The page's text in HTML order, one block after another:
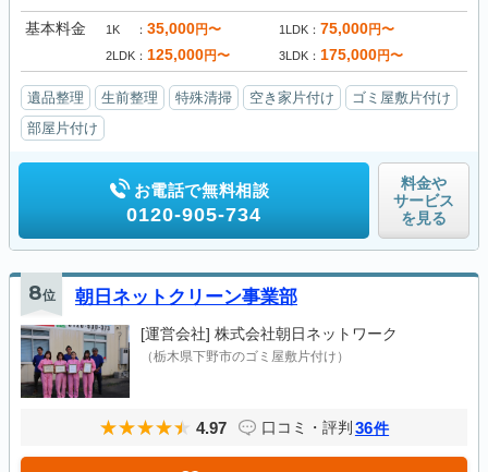
基本料金 1K 35,000円〜 1LDK 75,000円〜
2LDK 125,000円〜 3LDK 175,000円〜
遺品整理 生前整理 特殊清掃 空き家片付け
ゴミ屋敷片付け
部屋片付け
お電話で無料相談
0120-905-734
料金や
サービス
を見る
8位 朝日ネットクリーン事業部
[運営会社] 株式会社朝日ネットワーク
（栃木県下野市のゴミ屋敷片付け）
4.97 口コミ・評判 36件